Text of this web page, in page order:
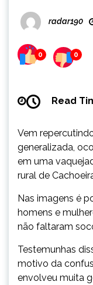
radar190
0 0
Read
Vem
generalizada,
em uma
rural de
Nas imagens é
homens e
não faltaram
Testemunhas
motivo da
envolveu muita